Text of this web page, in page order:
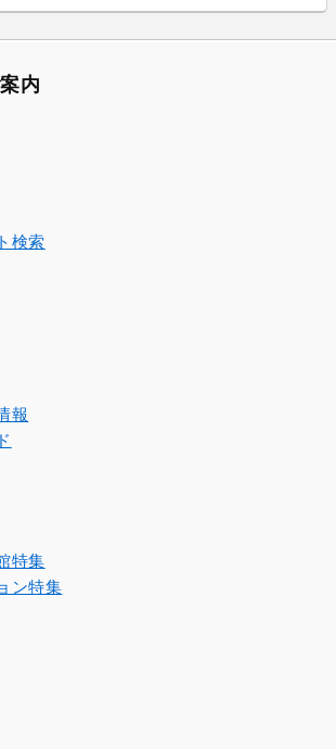
内
検索
報
特集
ン特集